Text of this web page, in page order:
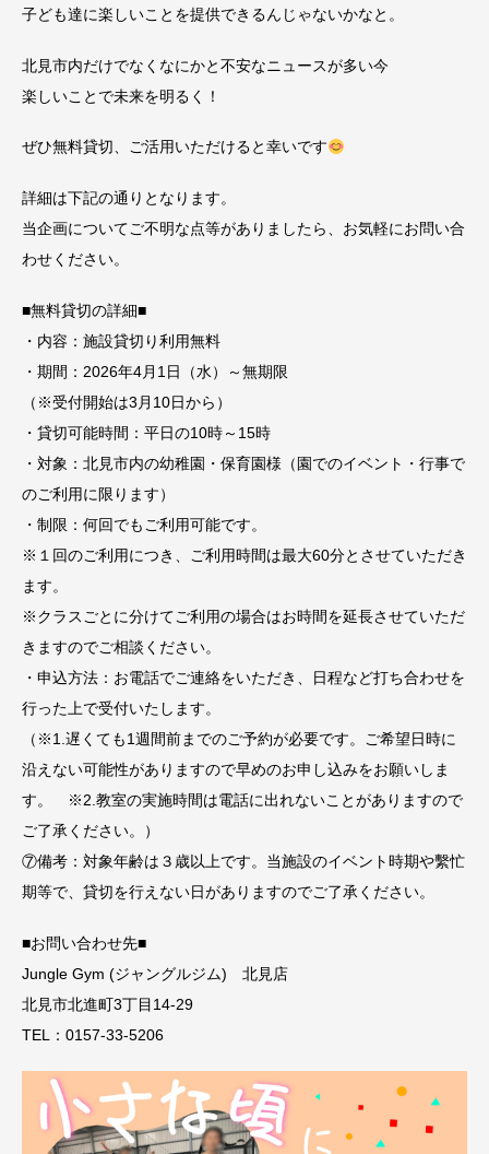
子ども達に楽しいことを提供できるんじゃないかなと。
北見市内だけでなくなにかと不安なニュースが多い今
楽しいことで未来を明るく！
ぜひ無料貸切、ご活用いただけると幸いです
詳細は下記の通りとなります。
当企画についてご不明な点等がありましたら、お気軽にお問い合
わせください。
■無料貸切の詳細■
・内容：施設貸切り利用無料
・期間：2026年4月1日（水）～無期限
（※受付開始は3月10日から）
・貸切可能時間：平日の10時～15時
・対象：北見市内の幼稚園・保育園様（園でのイベント・行事で
のご利用に限ります）
・制限：何回でもご利用可能です。
※１回のご利用につき、ご利用時間は最大60分とさせていただき
ます。
※クラスごとに分けてご利用の場合はお時間を延長させていただ
きますのでご相談ください。
・申込方法：お電話でご連絡をいただき、日程など打ち合わせを
行った上で受付いたします。
（※1.遅くても1週間前までのご予約が必要です。ご希望日時に
沿えない可能性がありますので早めのお申し込みをお願いしま
す。 ※2.教室の実施時間は電話に出れないことがありますので
ご了承ください。）
⑦備考：対象年齢は３歳以上です。当施設のイベント時期や繫忙
期等で、貸切を行えない日がありますのでご了承ください。
■お問い合わせ先■
Jungle Gym (ジャングルジム) 北見店
北見市北進町3丁目14-29
TEL：0157-33-5206